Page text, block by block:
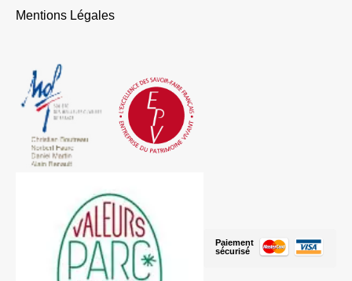
Mentions Légales
Paiement
sécurisé